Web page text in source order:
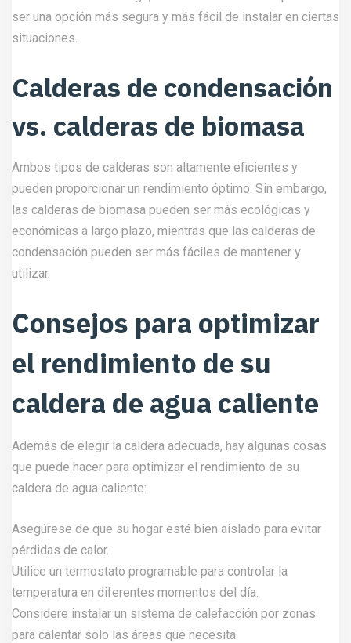
ser una opción más segura y más fácil de instalar en ciertas
situaciones.
Calderas de condensación
vs. calderas de biomasa
Ambos tipos de calderas son altamente eficientes y
pueden proporcionar un rendimiento óptimo. Sin embargo,
las calderas de biomasa pueden ser más ecológicas y
económicas a largo plazo, mientras que las calderas de
condensación pueden ser más fáciles de mantener y
utilizar.
Consejos para optimizar
el rendimiento de su
caldera de agua caliente
Además de elegir la caldera adecuada, hay algunas cosas
que puede hacer para optimizar el rendimiento de su
caldera de agua caliente:
Asegúrese de que su hogar esté bien aislado para evitar
pérdidas de calor.
Utilice un termostato programable para controlar la
temperatura en diferentes momentos del día.
Considere instalar un sistema de calefacción por zonas
para calentar solo las áreas que necesita.